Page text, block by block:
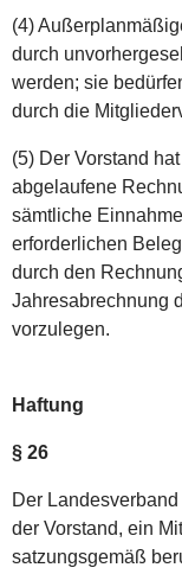
(4)
durch
werden; sie
durch die
(5) Der Vorstand
abgelaufene
sämtliche
erforderlichen
durch den
Jahresabrechnung
vorzulegen.
Haftung
§ 26
Der
der Vorstand, ein
satzungsgemäß